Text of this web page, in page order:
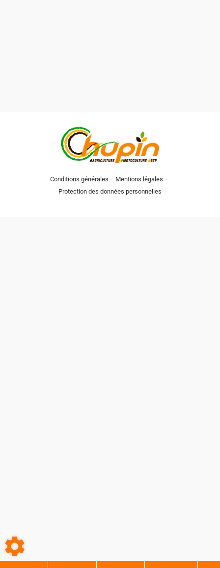
Conditions générales - Mentions légales -
Protection des données personnelles